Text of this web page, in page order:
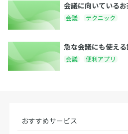
会議に向いている
会議 テクニック
急な会議にも使え
会議 便利アプリ
おすすめサービス